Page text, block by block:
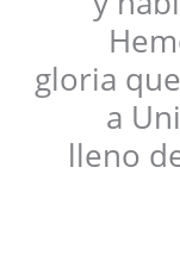
gloria
a
lleno